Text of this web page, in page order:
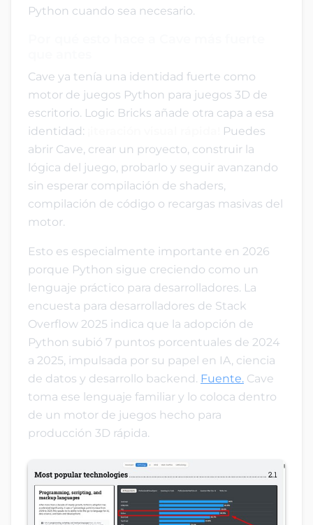
Python cuando sea necesario.
Cave ya tenía una identidad fuerte como
motor de juegos Python para juegos 3D de
escritorio. Logic Bricks añade otra capa a esa
identidad:
Puedes
abrir Cave, crear un proyecto, construir la
lógica del juego, probarlo y seguir avanzando
sin esperar compilación de shaders,
compilación de código o recargas masivas del
motor.
Esto es especialmente importante en 2026
porque Python sigue creciendo como un
lenguaje práctico para desarrolladores. La
encuesta para desarrolladores de Stack
Overflow 2025 indica que la adopción de
Python subió 7 puntos porcentuales de 2024
a 2025, impulsada por su papel en IA, ciencia
de datos y desarrollo backend. Fuente. Cave
toma ese lenguaje familiar y lo coloca dentro
de un motor de juegos hecho para
producción 3D rápida.